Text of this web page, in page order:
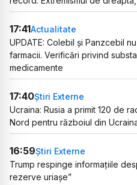
17:41Actualitate
UPDATE: Colebil și Panzcebil
farmacii. Verificări privind
medicamente
17:40Știri Externe
Ucraina: Rusia a primit 120 de
Nord pentru războiul din
16:59Știri Externe
Trump respinge informațiile
rezerve uriașe”